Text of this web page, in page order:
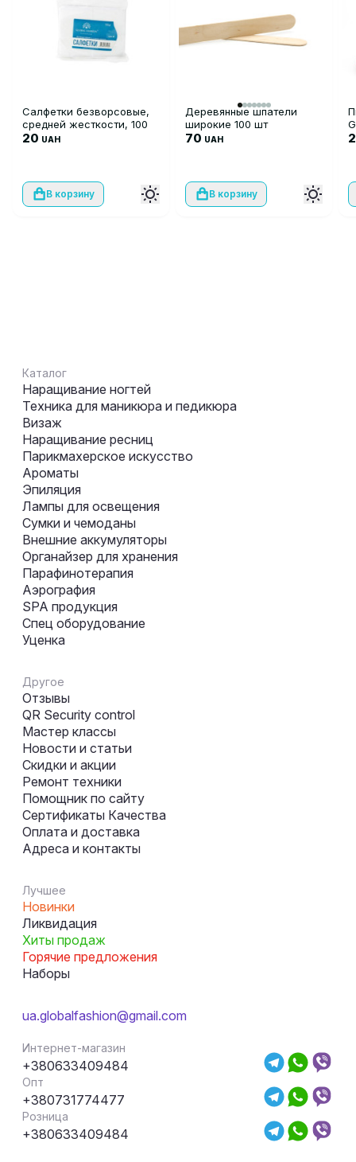
Салфетки безворсовые,
средней жесткости, 100
шт
20 UAH
В корзину
Деревянные шпатели
широкие 100 шт
70 UAH
В корзину
Каталог
Наращивание ногтей
Техника для маникюра и педикюра
Визаж
Наращивание ресниц
Парикмахерское искусство
Ароматы
Эпиляция
Лампы для освещения
Сумки и чемоданы
Внешние аккумуляторы
Органайзер для хранения
Парафинотерапия
Аэрография
SPA продукция
Спец оборудование
Уценка
Другое
Отзывы
QR Security control
Мастер классы
Новости и статьи
Скидки и акции
Ремонт техники
Помощник по сайту
Сертификаты Качества
Оплата и доставка
Адреса и контакты
Лучшее
Новинки
Ликвидация
Хиты продаж
Горячие предложения
Наборы
ua.globalfashion@gmail.com
Интернет-магазин
+380633409484
Опт
+380731774477
Розница
+380633409484